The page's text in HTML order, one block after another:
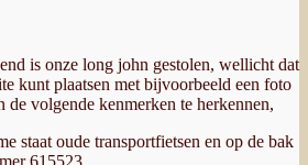
is onze long john gestolen, wellicht dat
kunt plaatsen met bijvoorbeeld een foto
de volgende kenmerken te herkennen,
staat oude transportfietsen en op de bak
615523